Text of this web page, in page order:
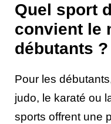
Quel sport
convient le
débutants ?
Pour les
judo, le karaté ou
sports offrent une